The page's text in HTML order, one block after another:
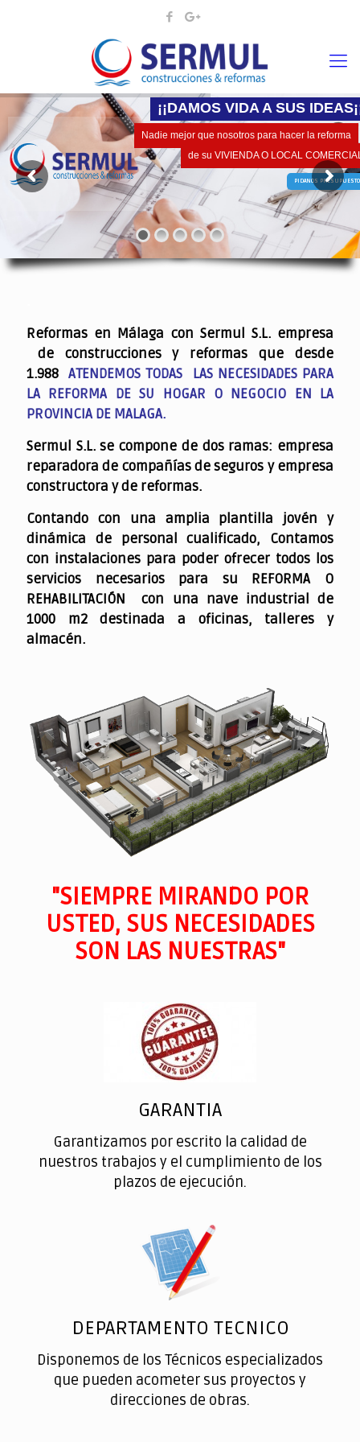
¡¡DAMOS VIDA A SUS
Nadie mejor que nosotros para hacer la reforma
de su VIVIENDA O LOCAL
PIDANOS PRESUPUESTO
Reformas en Málaga con Sermul S.L. empresa
de construcciones y reformas que desde
1.988ATENDEMOS TODAS LAS NECESIDADES PARA
LA REFORMA DE SU HOGAR O NEGOCIO EN LA
PROVINCIA DE MALAGA.
Sermul S.L. se compone de dos ramas: empresa
reparadora de compañías de seguros y empresa
constructora y de reformas.
Contando con una amplia plantilla jovén y
dinámica de personal cualificado, Contamos
con instalaciones para poder ofrecer todos los
servicios necesarios para su REFORMA O
REHABILITACIÓN con una nave industrial de
1000 m2 destinada a oficinas, talleres y
almacén.
"SIEMPRE MIRANDO POR
USTED, SUS NECESIDADES
SON LAS NUESTRAS"
GARANTIA
Garantizamos por escrito la calidad de
nuestros trabajos y el cumplimiento de los
plazos de ejecución.
DEPARTAMENTO TECNICO
Disponemos de los Técnicos especializados
que pueden acometer sus proyectos y
direcciones de obras.